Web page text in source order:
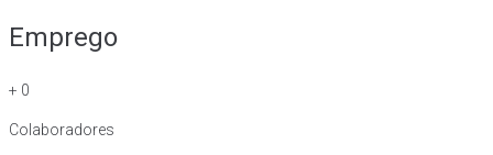
Emprego
+ 0
Colaboradores